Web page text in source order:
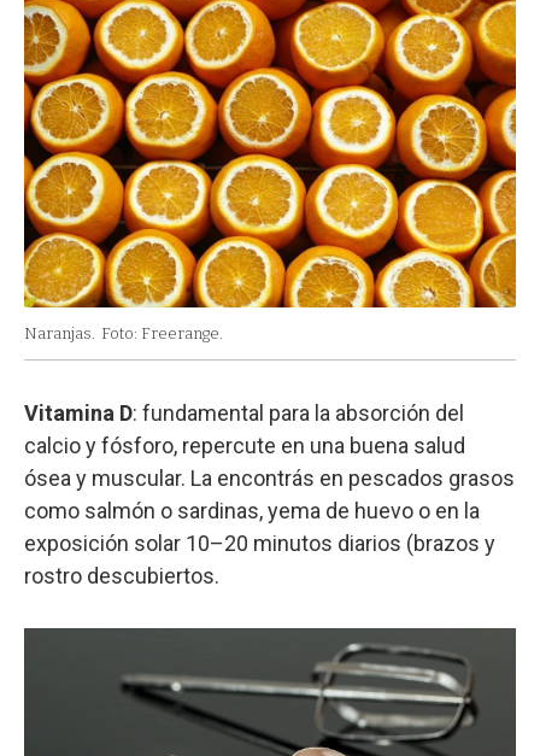
Naranjas. Foto: Freerange.
Vitamina D: fundamental para la absorción del
calcio y fósforo, repercute en una buena salud
ósea y muscular. La encontrás en pescados grasos
como salmón o sardinas, yema de huevo o en la
exposición solar 10–20 minutos diarios (brazos y
rostro descubiertos.